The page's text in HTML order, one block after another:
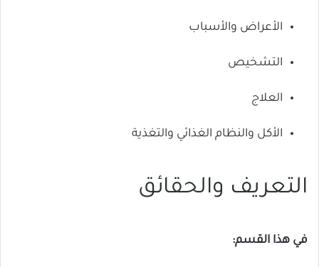
الأعراض والأسباب
التشخيص
العلاج
الأكل والنظام الغذائي والتغذية
التعريف والحقائق
في هذا القسم: